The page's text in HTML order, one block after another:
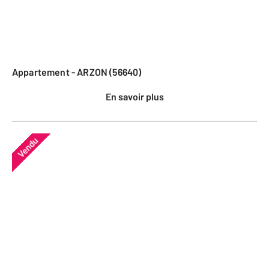
Appartement - ARZON (56640)
En savoir plus
Vendu